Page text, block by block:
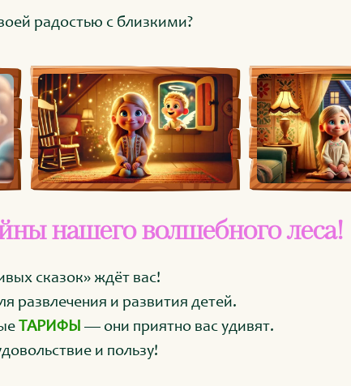
радостью с близкими?
нашего волшебного леса!
сказок» ждёт вас!
развлечения и развития детей.
ТАРИФЫ — они приятно вас удивят.
и пользу!